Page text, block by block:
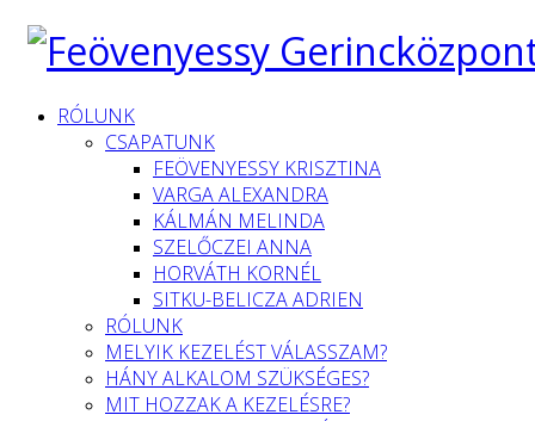
RÓLUNK
CSAPATUNK
FEÖVENYESSY KRISZTINA
VARGA ALEXANDRA
KÁLMÁN MELINDA
SZELŐCZEI ANNA
HORVÁTH KORNÉL
SITKU-BELICZA ADRIEN
RÓLUNK
MELYIK KEZELÉST VÁLASSZAM?
HÁNY ALKALOM SZÜKSÉGES?
MIT HOZZAK A KEZELÉSRE?